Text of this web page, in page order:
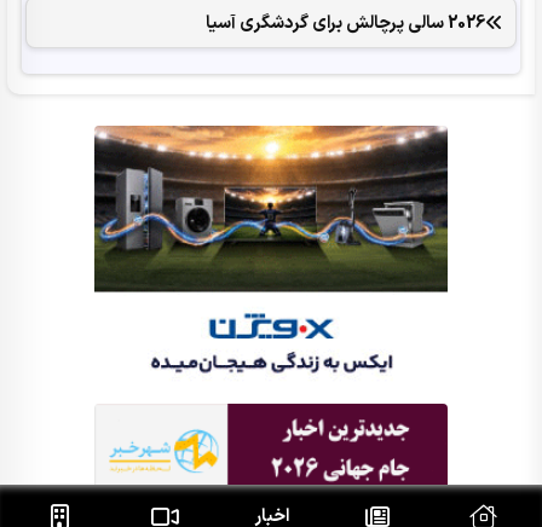
2026 سالی پرچالش برای گردشگری آسیا
اخبار